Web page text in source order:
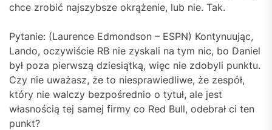
chce zrobić najszybsze okrążenie, lub nie. Tak.
Pytanie: (Laurence Edmondson – ESPN) Kontynuując,
Lando, oczywiście RB nie zyskali na tym nic, bo Daniel
był poza pierwszą dziesiątką, więc nie zdobyli punktu.
Czy nie uważasz, że to niesprawiedliwe, że zespół,
który nie walczy bezpośrednio o tytuł, ale jest
własnością tej samej firmy co Red Bull, odebrał ci ten
punkt?